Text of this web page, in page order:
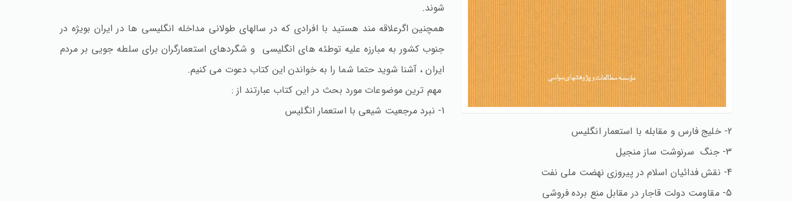
شوند.
همچنین اگرعلاقه مند هستید با افرادی که در سالهای طولانی مداخله انگلیسی ها در ایران بویژه در
جنوب کشور به مبارزه علیه توطئه های انگلیسی و شگردهای استعمارگران برای سلطه جویی بر مردم
ایران ، آشنا شوید حتما شما را به خواندن این کتاب دعوت می کنیم.
مهم ترین موضوعات مورد بحث در این کتاب عبارتند از :
1- نبرد مرجعیت شیعی با استعمار انگلیس
2- خلیج فارس و مقابله با استعمار انگلیس
3- جنگ سرنوشت ساز منجیل
4- نقش فدائیان اسلام در پیروزی نهضت ملی نفت
5- مقاومت دولت قاجار در مقابل منع برده فروشی